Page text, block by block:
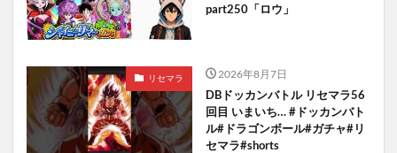
part250「ロウ」
リセマラ 2026年8月7日
DBドッカンバトル リセマラ56
回目 いまいち… #ドッカンバト
ル#ドラゴンボール#ガチャ#リ
セマラ#shorts